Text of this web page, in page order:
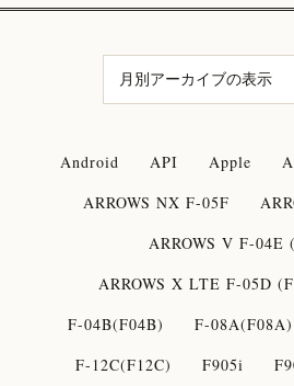
Android API Apple
ARROWS NX F-05F
ARROWS V F-04E
ARROWS X LTE F-05D
F-04B(F04B)
F-08A(F08A)
F-12C(F12C)
F905i